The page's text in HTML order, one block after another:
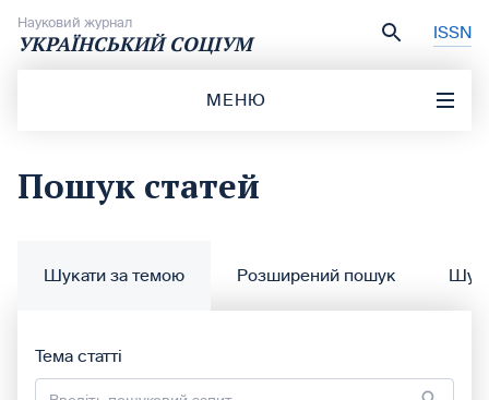
Науковий журнал
УКРАЇНСЬКИЙ СОЦІУМ ISSN
МЕНЮ
Пошук статей
Шукати за темою Розширений пошук
Шукати за темою
Тема статті